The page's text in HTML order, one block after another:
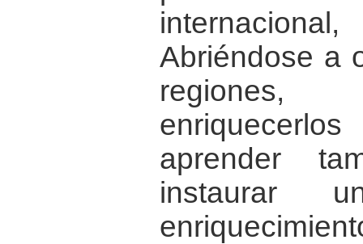
Abriéndose a
regiones,
aprender
instaurar